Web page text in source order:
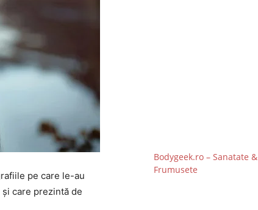
pe care le-au
care prezintă de
Bodygeek.ro – Sanatate &
Frumusete